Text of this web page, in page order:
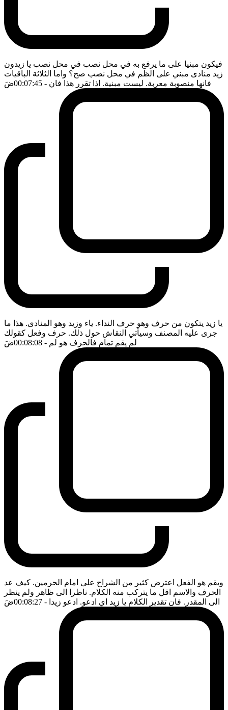
فيكون مبنيا على ما يرفع به في محل نصب في محل نصب يا زيدون
زيد منادى مبني على الظم في محل نصب صح؟ واما الثلاثة الباقيات
فانها منصوبة معربة. ليست مبنية. اذا تقرر هذا فان - 00:07:45 ضَ
يا زيد يتكون من حرف وهو حرف النداء. ياء وزيد وهو المنادى. هذا ما
جرى عليه المصنف وسيأتي النقاش حول ذلك. حرف وفعل كقولك
لم يقم تمام فالحرف هو لم - 00:08:08 ضَ
ويقم هو الفعل اعترض كثير من الشراح على امام الحرمين. كيف عد
الحرف والاسم اقل ما يتركب منه الكلام. ناظرا الى ظاهر ولم ينظر
الى المقدر. فان تقدير الكلام يا زيد اي ادعو. ادعو زيدا - 00:08:27 ضَ